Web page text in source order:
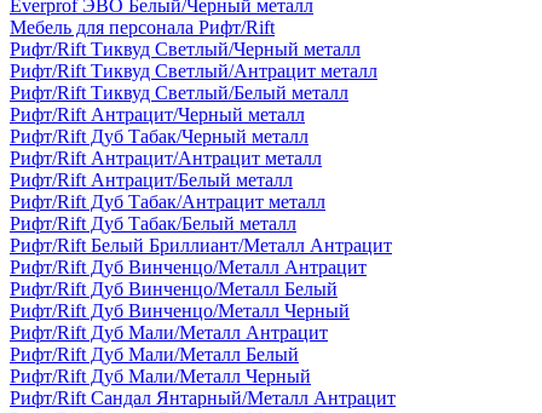
Everprof ЭВО Белый/Черный металл
Мебель для персонала Рифт/Rift
Рифт/Rift Тиквуд Светлый/Черный металл
Рифт/Rift Тиквуд Светлый/Антрацит металл
Рифт/Rift Тиквуд Светлый/Белый металл
Рифт/Rift Антрацит/Черный металл
Рифт/Rift Дуб Табак/Черный металл
Рифт/Rift Антрацит/Антрацит металл
Рифт/Rift Антрацит/Белый металл
Рифт/Rift Дуб Табак/Антрацит металл
Рифт/Rift Дуб Табак/Белый металл
Рифт/Rift Белый Бриллиант/Металл Антрацит
Рифт/Rift Дуб Винченцо/Металл Антрацит
Рифт/Rift Дуб Винченцо/Металл Белый
Рифт/Rift Дуб Винченцо/Металл Черный
Рифт/Rift Дуб Мали/Металл Антрацит
Рифт/Rift Дуб Мали/Металл Белый
Рифт/Rift Дуб Мали/Металл Черный
Рифт/Rift Сандал Янтарный/Металл Антрацит